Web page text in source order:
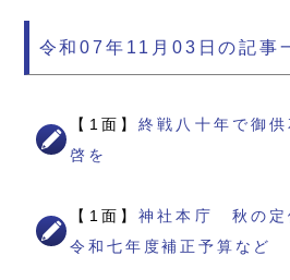
令和07年11月03日の記事
【1面】終戦八十年で御
啓を
【1面】神社本庁 秋の
令和七年度補正予算など